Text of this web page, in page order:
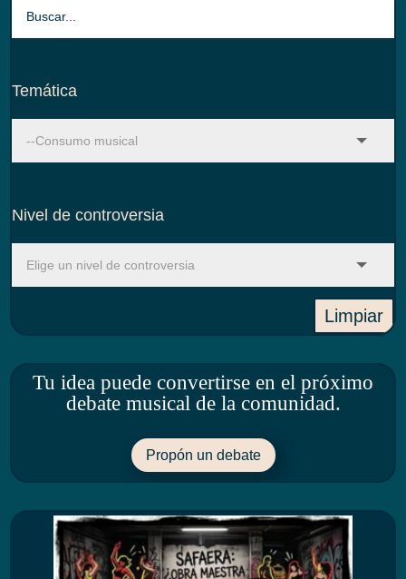
Temática
Nivel de controversia
Limpiar
Tu idea puede convertirse en el próximo
debate musical de la comunidad.
Propón un debate